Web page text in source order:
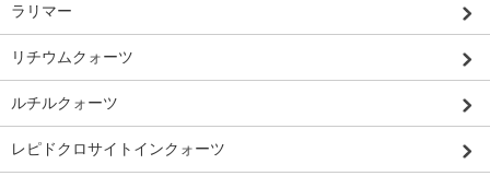
ラリマー
リチウムクォーツ
ルチルクォーツ
レピドクロサイトインクォーツ